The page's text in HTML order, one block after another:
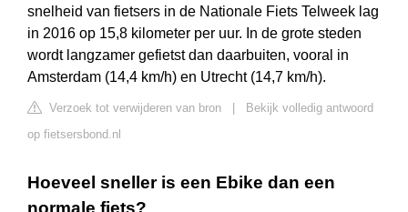
snelheid van fietsers in de Nationale Fiets Telweek lag
in 2016 op 15,8 kilometer per uur. In de grote steden
wordt langzamer gefietst dan daarbuiten, vooral in
Amsterdam (14,4 km/h) en Utrecht (14,7 km/h).
Verzoek tot verwijderen van bron
Bekijk volledig antwoord
op fietsersbond.nl
Hoeveel sneller is een Ebike dan een
normale fiets?